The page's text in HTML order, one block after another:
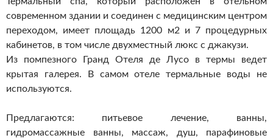
современном здании и соединен с медицинским центром
переходом, имеет площадь 1200 м2 и 7 процедурных
кабинетов, в том числе двухместный люкс с джакузи.
Из помпезного Гранд Отеля де Лусо в термы ведет
крытая галерея. В самом отеле термальные воды не
используются.
Предлагаются: питьевое лечение, ванны,
гидромассажные ванны, массаж, душ, парафиновые